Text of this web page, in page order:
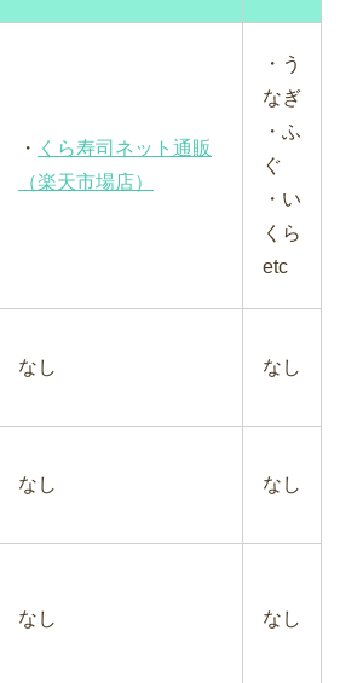
・ くら寿司ネット通販
（楽天市場店）
・う
なぎ
・ふ
ぐ
・い
くら
etc
なし なし
なし なし
なし なし